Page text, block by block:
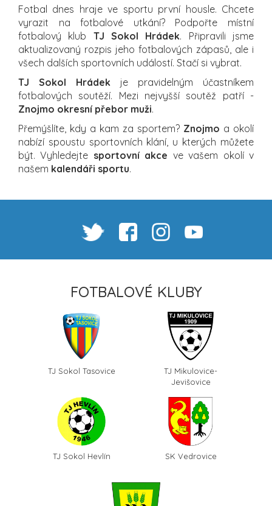
Fotbal dnes hraje ve sportu první housle. Chcete
vyrazit na fotbalové utkání? Podpořte místní
fotbalový klub TJ Sokol Hrádek. Připravili jsme
aktualizovaný rozpis jeho fotbalových zápasů, ale i
všech dalších sportovních událostí. Stačí si vybrat.
TJ Sokol Hrádek je pravidelným účastníkem
fotbalových soutěží. Mezi nejvyšší soutěž patří -
Znojmo okresní přebor muži.
Přemýšlíte, kdy a kam za sportem? Znojmo a okolí
nabízí spoustu sportovních klání, u kterých můžete
být. Vyhledejte sportovní akce ve vašem okolí v
našem kalendáři sportu.
FOTBALOVÉ KLUBY
TJ Sokol Tasovice
TJ Mikulovice-
Jevišovice
TJ Sokol Hevlín SK Vedrovice